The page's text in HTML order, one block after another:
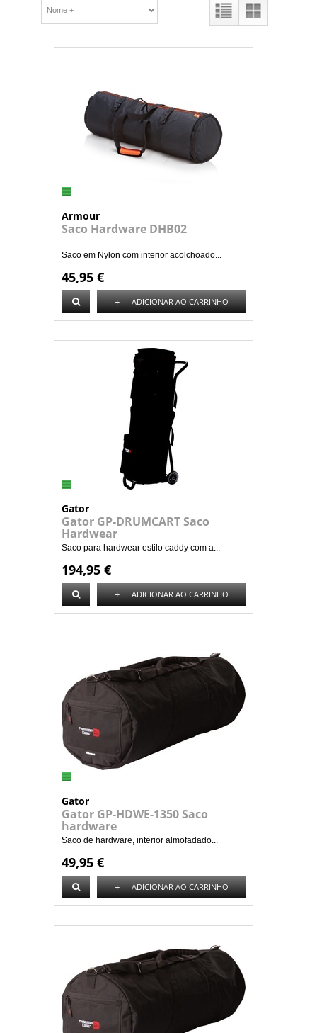
Armour
Saco Hardware DHB02
Saco em Nylon com interior acolchoado...
45,95 €
+ ADICIONAR AO CARRINHO
Gator
Gator GP-DRUMCART Saco
Hardwear
Saco para hardwear estilo caddy com a...
194,95 €
+ ADICIONAR AO CARRINHO
Gator
Gator GP-HDWE-1350 Saco
hardware
Saco de hardware, interior almofadado...
49,95 €
+ ADICIONAR AO CARRINHO